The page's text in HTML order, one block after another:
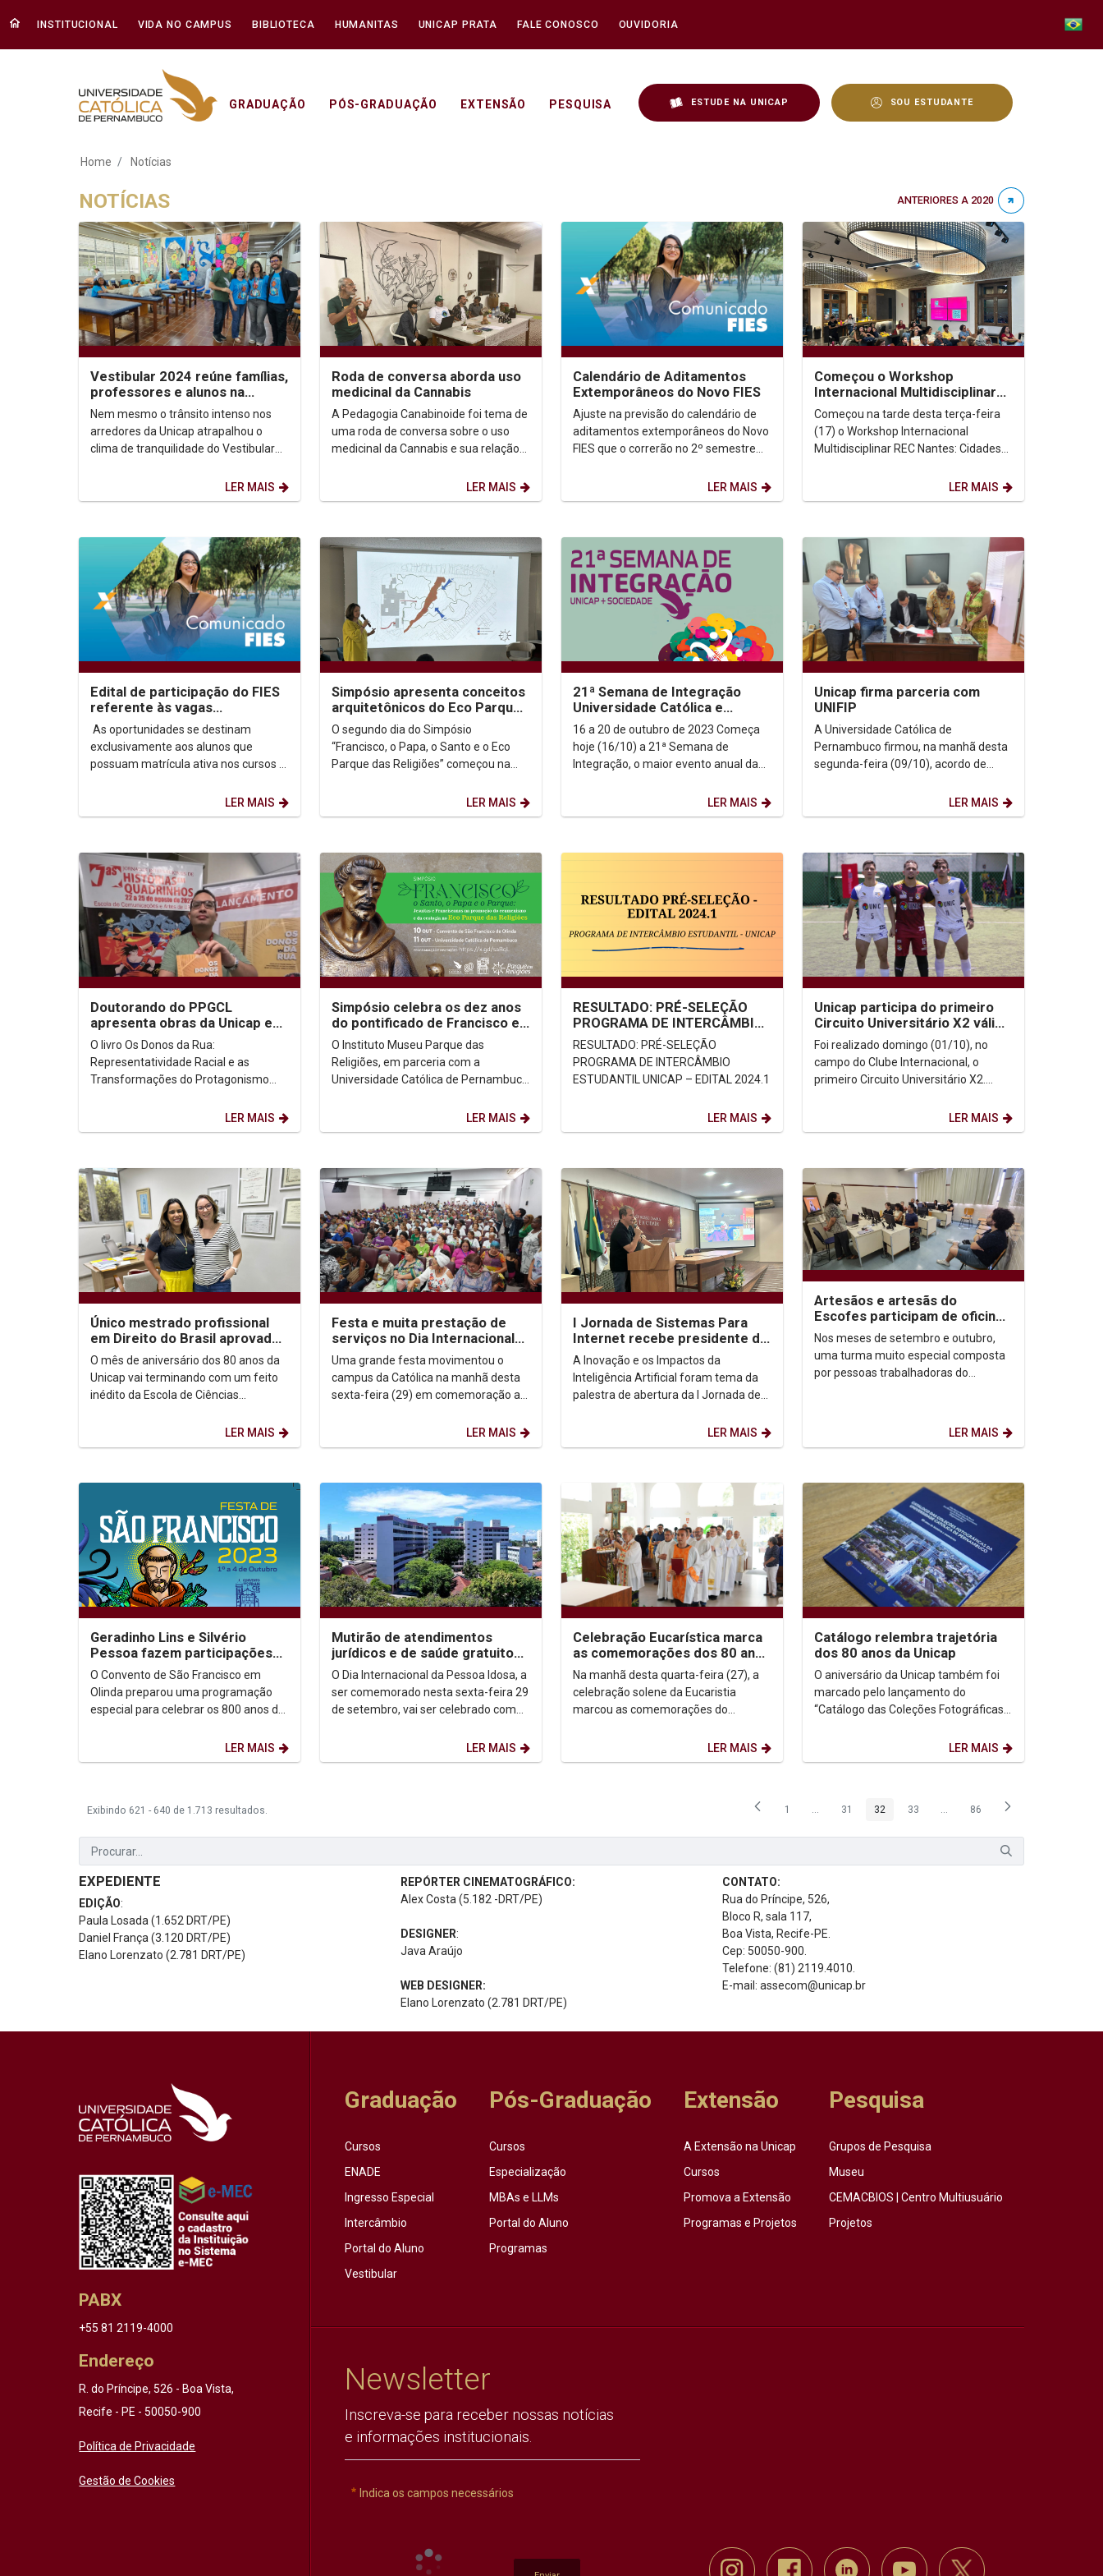
INSTITUCIONAL VIDA NO CAMPUS BIBLIOTECA HUMANITAS UNICAP PRATA FALE CONOSCO OUVIDORIA
GRADUAÇÃO PÓS-GRADUAÇÃO EXTENSÃO PESQUISA ESTUDE NA UNICAP SOU ESTUDANTE
Notícias - Unicap
Home Notícias
NOTÍCIAS ANTERIORES A 2020
Vestibular 2024 reúne famílias,
professores e alunos na
Unicap
Nem mesmo o trânsito intenso nos
arredores da Unicap atrapalhou o
clima de tranquilidade do Vestibular
LER MAIS
Roda de conversa aborda uso
medicinal da Cannabis
A Pedagogia Canabinoide foi tema de
uma roda de conversa sobre o uso
medicinal da Cannabis e sua relação
LER MAIS
Calendário de Aditamentos
Extemporâneos do Novo FIES
Ajuste na previsão do calendário de
aditamentos extemporâneos do Novo
FIES que o correrão no 2º semestre
LER MAIS
Começou o Workshop
Internacional Multidisciplinar
REC Nantes
Começou na tarde desta terça-feira
(17) o Workshop Internacional
Multidisciplinar REC Nantes: Cidades
LER MAIS
Edital de participação do FIES
referente às vagas
remanescentes para o ano de
2023
As oportunidades se destinam
exclusivamente aos alunos que
possuam matrícula ativa nos cursos e
LER MAIS
Simpósio apresenta conceitos
arquitetônicos do Eco Parque
das Religiões
O segundo dia do Simpósio
“Francisco, o Papa, o Santo e o Eco
Parque das Religiões” começou na
LER MAIS
21ª Semana de Integração
Universidade Católica e
Sociedade
16 a 20 de outubro de 2023 Começa
hoje (16/10) a 21ª Semana de
Integração, o maior evento anual da
haverá uma programação...LER MAIS
Unicap firma parceria com
UNIFIP
A Universidade Católica de
Pernambuco firmou, na manhã desta
segunda-feira (09/10), acordo de
Universitário de Patos - UNIFIP,...
LER MAIS
Doutorando do PPGCL
apresenta obras da Unicap e
anuncia lançamentos na XIV
Bienal Internacional...
O livro Os Donos da Rua:
Representatividade Racial e as
Transformações do Protagonismo
(2023) e Mininho: Dores de um...
LER MAIS
Simpósio celebra os dez anos
do pontificado de Francisco e
apresenta o Eco Parque das
Religiões
O Instituto Museu Parque das
Religiões, em parceria com a
Universidade Católica de Pernambuco
Nordeste, irão promover o...LER MAIS
RESULTADO: PRÉ-SELEÇÃO
PROGRAMA DE INTERCÂMBIO
ESTUDANTIL UNICAP – EDITAL
2024.1
RESULTADO: PRÉ-SELEÇÃO
PROGRAMA DE INTERCÂMBIO
ESTUDANTIL UNICAP – EDITAL 2024.1
LER MAIS
Unicap participa do primeiro
Circuito Universitário X2 válido
pelos 70º JUP’s 2023
Foi realizado domingo (01/10), no
campo do Clube Internacional, o
primeiro Circuito Universitário X2.
LER MAIS
Único mestrado profissional
em Direito do Brasil aprovado
pela Capes em 2023 é da
Católica
O mês de aniversário dos 80 anos da
Unicap vai terminando com um feito
inédito da Escola de Ciências
LER MAIS
Festa e muita prestação de
serviços no Dia Internacional
da Pessoa Idosa na Unicap
Uma grande festa movimentou o
campus da Católica na manhã desta
sexta-feira (29) em comemoração ao
LER MAIS
I Jornada de Sistemas Para
Internet recebe presidente do
Porto Digital
A Inovação e os Impactos da
Inteligência Artificial foram tema da
palestra de abertura da I Jornada de
LER MAIS
Artesãos e artesãs do
Escofes participam de oficinas
sobre letramento digital na
Unicap
Nos meses de setembro e outubro,
uma turma muito especial composta
por pessoas trabalhadoras do
LER MAIS
Geradinho Lins e Silvério
Pessoa fazem participações
especiais na Festa de São
Francisco
O Convento de São Francisco em
Olinda preparou uma programação
especial para celebrar os 800 anos da
LER MAIS
Mutirão de atendimentos
jurídicos e de saúde gratuitos
marcará Dia Internacional da
Pessoa Idosa...
O Dia Internacional da Pessoa Idosa, a
ser comemorado nesta sexta-feira 29
de setembro, vai ser celebrado com
LER MAIS
Celebração Eucarística marca
as comemorações dos 80 anos
da Unicap
Na manhã desta quarta-feira (27), a
celebração solene da Eucaristia
marcou as comemorações do
da Universidade Católica de...LER MAIS
Catálogo relembra trajetória
dos 80 anos da Unicap
O aniversário da Unicap também foi
marcado pelo lançamento do
“Catálogo das Coleções Fotográficas
Pernambuco - 80 anos de...LER MAIS
Exibindo 621 - 640 de 1.713 resultados. Página
1 ...Páginas intermediárias Usar ABA para navegar.
Página
31 Página
32 Página
33 ...Páginas intermediárias Usar ABA
Página
86
EXPEDIENTE
EDIÇÃO:
Paula Losada (1.652 DRT/PE)
Daniel França (3.120 DRT/PE)
Elano Lorenzato (2.781 DRT/PE)
REPÓRTER CINEMATOGRÁFICO:
Alex Costa (5.182 -DRT/PE)
DESIGNER:
Java Araújo
WEB DESIGNER:
Elano Lorenzato (2.781 DRT/PE)
CONTATO:
Rua do Príncipe, 526,
Bloco R, sala 117,
Boa Vista, Recife-PE.
Cep: 50050-900.
Telefone: (81) 2119.4010.
E-mail: assecom@unicap.br
PABX
+55 81 2119-4000
Endereço
R. do Príncipe, 526 - Boa Vista,
Recife - PE - 50050-900
Política de Privacidade
Gestão de Cookies
Graduação
Cursos
ENADE
Ingresso Especial
Intercâmbio
Portal do Aluno
Vestibular
Pós-Graduação
Cursos
Especialização
MBAs e LLMs
Portal do Aluno
Programas
Extensão
A Extensão na Unicap
Cursos
Promova a Extensão
Programas e Projetos
Pesquisa
Grupos de Pesquisa
Museu
CEMACBIOS | Centro Multiusuário
Projetos
Newsletter
Inscreva-se para receber nossas notícias
e informações institucionais.
Indica os campos necessários